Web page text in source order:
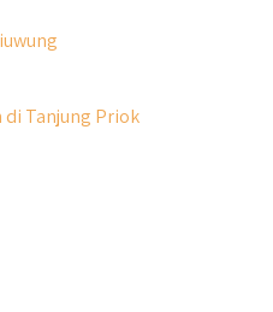
di Tanjung Priok